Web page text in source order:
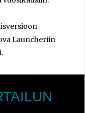
Launcheriin